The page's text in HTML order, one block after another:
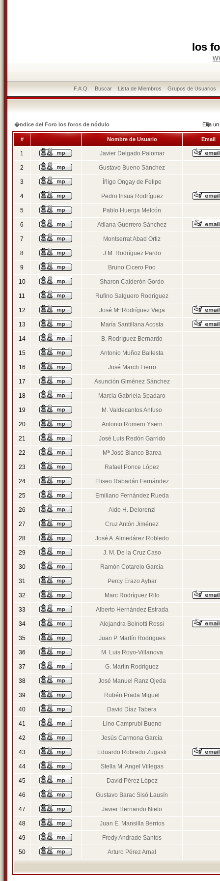
los
F.A.Q. Buscar Lista de Miembros Grupos de Usuarios
�ndice del Foro los foros de nódulo Elija
# Nombre de Usuario Email
1 Javier Delgado Palomar
2 Gustavo Bueno Sánchez
3 Íñigo Ongay de Felipe
4 Pedro Insua Rodríguez
5 Pablo Huerga Melcón
6 Atilana Guerrero Sánchez
7 Montserrat Abad Ortiz
8 J.M. Rodríguez Pardo
9 Bruno Cicero Poo
10 Sharon Calderón Gordo
11 Rufino Salguero Rodríguez
12 José Mª Rodríguez Vega
13 María Santillana Acosta
14 B. Rodríguez Bernardo
15 Antonio Muñoz Ballesta
16 José March Fierro
17 Asunción Giménez Sánchez
18 Marcia Gabriela Spadaro
19 M. Valdecantos Anfuso
20 Antonio Romero Ysern
21 José Luis Redón Garrido
22 Mª José Blanco Barea
23 Rafael Ponce López
24 Eliseo Rabadán Fernández
25 Emiliano Fernández Rueda
26 Aldo H. Delorenzi
27 Cruz Antón Jiménez
28 José A. Almedárez Robledo
29 J. M. De la Cruz Caso
30 Ramón Cotarelo García
31 Percy Erazo Aybar
32 Marc Rodríguez Rilo
33 Alberto Hernández Estrada
34 Alejandra Beinotti Rossi
35 Juan P. Martín Rodrigues
36 M. Luis Royo-Villanova
37 G. Martín Rodríguez
38 José Manuel Ranz Ojeda
39 Rubén Prada Miguel
40 David Díaz Tabera
41 Lino Camprubí Bueno
42 Jesús Carmona García
43 Eduardo Robredo Zugasti
44 Stella M. Angel Villegas
45 David Pérez López
46 Gustavo Barac Sisó Lausín
47 Javier Hernando Nieto
48 Juan E. Mansilla Berrios
49 Fredy Andrade Santos
50 Arturo Pérez Arnal